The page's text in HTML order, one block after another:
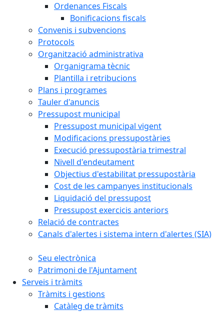
Ordenances Fiscals
Bonificacions fiscals
Convenis i subvencions
Protocols
Organització administrativa
Organigrama tècnic
Plantilla i retribucions
Plans i programes
Tauler d'anuncis
Pressupost municipal
Pressupost municipal vigent
Modificacions pressupostàries
Execució pressupostària trimestral
Nivell d'endeutament
Objectius d'estabilitat pressupostària
Cost de les campanyes institucionals
Liquidació del pressupost
Pressupost exercicis anteriors
Relació de contractes
Canals d'alertes i sistema intern d'alertes (SIA)
Seu electrònica
Patrimoni de l'Ajuntament
Serveis i tràmits
Tràmits i gestions
Catàleg de tràmits